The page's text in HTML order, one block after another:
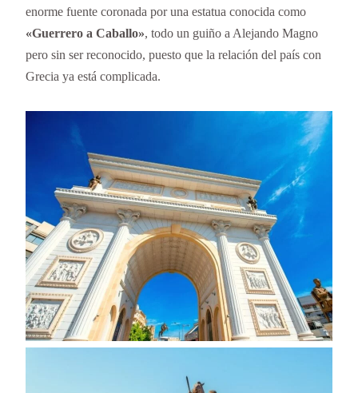
enorme fuente coronada por una estatua conocida como
«Guerrero a Caballo», todo un guiño a Alejando Magno
pero sin ser reconocido, puesto que la relación del país con
Grecia ya está complicada.